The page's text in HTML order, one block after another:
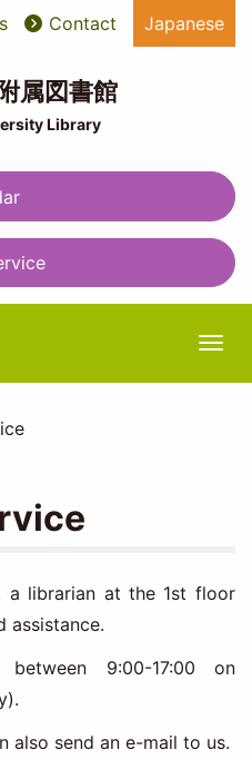
Contact Japanese
属図書館
Library
a librarian at the 1st floor
assistance.
9:00-17:00 on
also send an e-mail to us.